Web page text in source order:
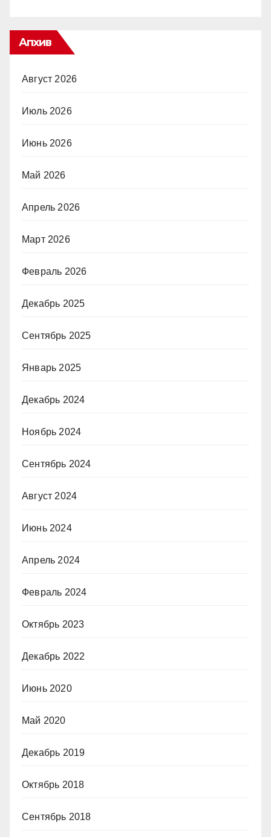
Апхив
Август 2026
Июль 2026
Июнь 2026
Май 2026
Апрель 2026
Март 2026
Февраль 2026
Декабрь 2025
Сентябрь 2025
Январь 2025
Декабрь 2024
Ноябрь 2024
Сентябрь 2024
Август 2024
Июнь 2024
Апрель 2024
Февраль 2024
Октябрь 2023
Декабрь 2022
Июнь 2020
Май 2020
Декабрь 2019
Октябрь 2018
Сентябрь 2018